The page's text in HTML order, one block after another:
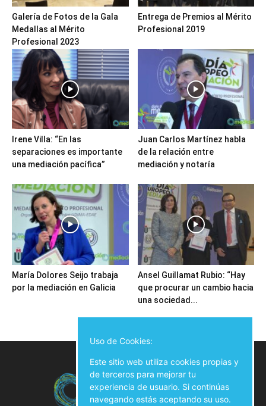
Galería de Fotos de la Gala
Medallas al Mérito
Profesional 2023
Entrega de Premios al Mérito
Profesional 2019
Irene Villa: “En las
separaciones es importante
una mediación pacífica”
Juan Carlos Martínez habla
de la relación entre
mediación y notaría
María Dolores Seijo trabaja
por la mediación en Galicia
Ansel Guillamat Rubio: “Hay
que procurar un cambio hacia
una sociedad...
Uso de Cookies:
Este sitio web utiliza cookies propias y
de terceros para mejorar tu
experiencia de usuario. Si continúas
navegando estás aceptando su uso.